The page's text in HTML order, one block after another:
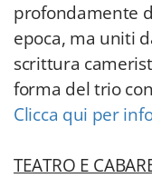
profondamente
epoca, ma uniti
scrittura
forma del trio
Clicca qui per
TEATRO E